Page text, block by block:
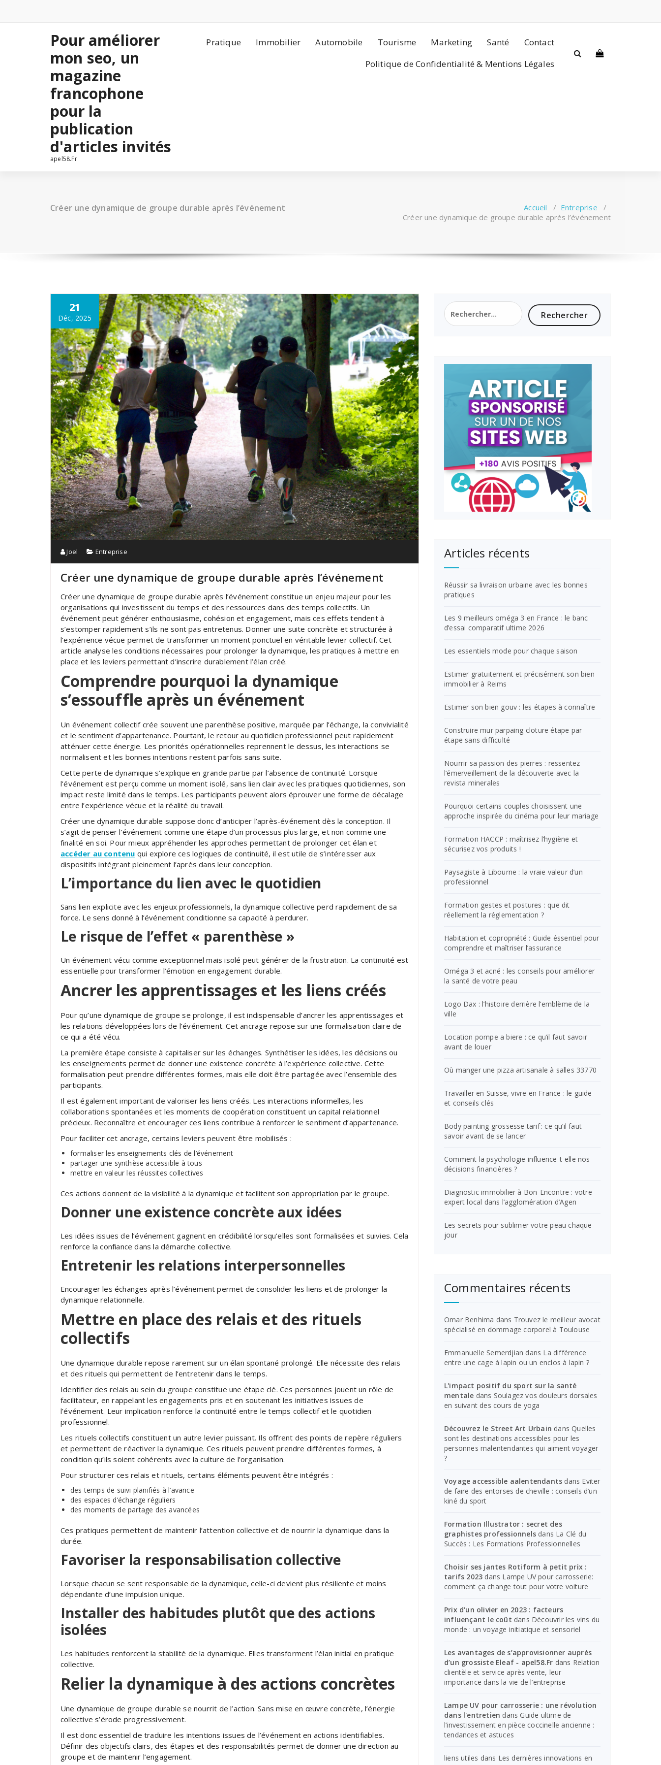
contenu
Pour améliorer
mon seo, un
magazine
francophone
pour la
publication
d'articles invités
apel58.Fr
Pratique Immobilier Automobile Tourisme Marketing Santé
Contact
Politique de Confidentialité & Mentions Légales
Créer une dynamique de groupe durable après l’événement Accueil / Entreprise /
Créer une dynamique de groupe durable après l’événement
21
Déc, 2025
Joel Entreprise
Créer une dynamique de groupe durable après l’événement
Créer une dynamique de groupe durable après l’événement constitue un enjeu majeur pour les
organisations qui investissent du temps et des ressources dans des temps collectifs. Un
événement peut générer enthousiasme, cohésion et engagement, mais ces effets tendent à
s’estomper rapidement s’ils ne sont pas entretenus. Donner une suite concrète et structurée à
l’expérience vécue permet de transformer un moment ponctuel en véritable levier collectif. Cet
article analyse les conditions nécessaires pour prolonger la dynamique, les pratiques à mettre en
place et les leviers permettant d’inscrire durablement l’élan créé.
Comprendre pourquoi la dynamique
s’essouffle après un événement
Un événement collectif crée souvent une parenthèse positive, marquée par l’échange, la convivialité
et le sentiment d’appartenance. Pourtant, le retour au quotidien professionnel peut rapidement
atténuer cette énergie. Les priorités opérationnelles reprennent le dessus, les interactions se
normalisent et les bonnes intentions restent parfois sans suite.
Cette perte de dynamique s’explique en grande partie par l’absence de continuité. Lorsque
l’événement est perçu comme un moment isolé, sans lien clair avec les pratiques quotidiennes, son
impact reste limité dans le temps. Les participants peuvent alors éprouver une forme de décalage
entre l’expérience vécue et la réalité du travail.
Créer une dynamique durable suppose donc d’anticiper l’après-événement dès la conception. Il
s’agit de penser l’événement comme une étape d’un processus plus large, et non comme une
finalité en soi. Pour mieux appréhender les approches permettant de prolonger cet élan et
accéder au contenu qui explore ces logiques de continuité, il est utile de s’intéresser aux
dispositifs intégrant pleinement l’après dans leur conception.
L’importance du lien avec le quotidien
Sans lien explicite avec les enjeux professionnels, la dynamique collective perd rapidement de sa
force. Le sens donné à l’événement conditionne sa capacité à perdurer.
Le risque de l’effet « parenthèse »
Un événement vécu comme exceptionnel mais isolé peut générer de la frustration. La continuité est
essentielle pour transformer l’émotion en engagement durable.
Ancrer les apprentissages et les liens créés
Pour qu’une dynamique de groupe se prolonge, il est indispensable d’ancrer les apprentissages et
les relations développées lors de l’événement. Cet ancrage repose sur une formalisation claire de
ce qui a été vécu.
La première étape consiste à capitaliser sur les échanges. Synthétiser les idées, les décisions ou
les enseignements permet de donner une existence concrète à l’expérience collective. Cette
formalisation peut prendre différentes formes, mais elle doit être partagée avec l’ensemble des
participants.
Il est également important de valoriser les liens créés. Les interactions informelles, les
collaborations spontanées et les moments de coopération constituent un capital relationnel
précieux. Reconnaître et encourager ces liens contribue à renforcer le sentiment d’appartenance.
Pour faciliter cet ancrage, certains leviers peuvent être mobilisés :
formaliser les enseignements clés de l’événement
partager une synthèse accessible à tous
mettre en valeur les réussites collectives
Ces actions donnent de la visibilité à la dynamique et facilitent son appropriation par le groupe.
Donner une existence concrète aux idées
Les idées issues de l’événement gagnent en crédibilité lorsqu’elles sont formalisées et suivies. Cela
renforce la confiance dans la démarche collective.
Entretenir les relations interpersonnelles
Encourager les échanges après l’événement permet de consolider les liens et de prolonger la
dynamique relationnelle.
Mettre en place des relais et des rituels
collectifs
Une dynamique durable repose rarement sur un élan spontané prolongé. Elle nécessite des relais
et des rituels qui permettent de l’entretenir dans le temps.
Identifier des relais au sein du groupe constitue une étape clé. Ces personnes jouent un rôle de
facilitateur, en rappelant les engagements pris et en soutenant les initiatives issues de
l’événement. Leur implication renforce la continuité entre le temps collectif et le quotidien
professionnel.
Les rituels collectifs constituent un autre levier puissant. Ils offrent des points de repère réguliers
et permettent de réactiver la dynamique. Ces rituels peuvent prendre différentes formes, à
condition qu’ils soient cohérents avec la culture de l’organisation.
Pour structurer ces relais et rituels, certains éléments peuvent être intégrés :
des temps de suivi planifiés à l’avance
des espaces d’échange réguliers
des moments de partage des avancées
Ces pratiques permettent de maintenir l’attention collective et de nourrir la dynamique dans la
durée.
Favoriser la responsabilisation collective
Lorsque chacun se sent responsable de la dynamique, celle-ci devient plus résiliente et moins
dépendante d’une impulsion unique.
Installer des habitudes plutôt que des actions
isolées
Les habitudes renforcent la stabilité de la dynamique. Elles transforment l’élan initial en pratique
collective.
Relier la dynamique à des actions concrètes
Une dynamique de groupe durable se nourrit de l’action. Sans mise en œuvre concrète, l’énergie
collective s’érode progressivement.
Il est donc essentiel de traduire les intentions issues de l’événement en actions identifiables.
Définir des objectifs clairs, des étapes et des responsabilités permet de donner une direction au
groupe et de maintenir l’engagement.
Rechercher :
Articles récents
Réussir sa livraison urbaine avec les bonnes
pratiques
Les 9 meilleurs oméga 3 en France : le banc
d’essai comparatif ultime 2026
Les essentiels mode pour chaque saison
Estimer gratuitement et précisément son bien
immobilier à Reims
Estimer son bien gouv : les étapes à connaître
Construire mur parpaing cloture étape par
étape sans difficulté
Nourrir sa passion des pierres : ressentez
l’émerveillement de la découverte avec la
revista minerales
Pourquoi certains couples choisissent une
approche inspirée du cinéma pour leur mariage
Formation HACCP : maîtrisez l’hygiène et
sécurisez vos produits !
Paysagiste à Libourne : la vraie valeur d’un
professionnel
Formation gestes et postures : que dit
réellement la réglementation ?
Habitation et copropriété : Guide éssentiel pour
comprendre et maîtriser l’assurance
Oméga 3 et acné : les conseils pour améliorer
la santé de votre peau
Logo Dax : l’histoire derrière l’emblème de la
ville
Location pompe a biere : ce qu’il faut savoir
avant de louer
Où manger une pizza artisanale à salles 33770
Travailler en Suisse, vivre en France : le guide
et conseils clés
Body painting grossesse tarif : ce qu’il faut
savoir avant de se lancer
Comment la psychologie influence-t-elle nos
décisions financières ?
Diagnostic immobilier à Bon-Encontre : votre
expert local dans l’agglomération d’Agen
Les secrets pour sublimer votre peau chaque
jour
Commentaires récents
Omar Benhima dans Trouvez le meilleur avocat
spécialisé en dommage corporel à Toulouse
Emmanuelle Semerdjian dans La différence
entre une cage à lapin ou un enclos à lapin ?
L'impact positif du sport sur la santé
mentale dans Soulagez vos douleurs dorsales
en suivant des cours de yoga
Découvrez le Street Art Urbain dansQuelles
sont les destinations accessibles pour les
personnes malentendantes qui aiment voyager
?
Voyage accessible aalentendants dans Eviter
de faire des entorses de cheville : conseils d’un
kiné du sport
Formation Illustrator : secret des
graphistes professionnels dans La Clé du
Succès : Les Formations Professionnelles
Choisir ses jantes Rotiform à petit prix :
tarifs 2023 dans Lampe UV pour carrosserie:
comment ça change tout pour votre voiture
Prix d'un olivier en 2023 : facteurs
influençant le coût dans Découvrir les vins du
monde : un voyage initiatique et sensoriel
Les avantages de s’approvisionner auprès
d’un grossiste Eleaf - apel58.Fr dans Relation
clientèle et service après vente, leur
importance dans la vie de l’entreprise
Lampe UV pour carrosserie : une révolution
dans l'entretien dans Guide ultime de
l’investissement en pièce coccinelle ancienne :
tendances et astuces
liens utiles dans Les dernières innovations en